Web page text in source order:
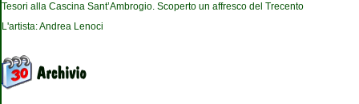
Tesori alla Cascina Sant’Ambrogio. Scoperto un affresco del Trecento
L'artista: Andrea Lenoci